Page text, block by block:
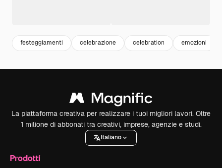
festeggiamenti celebrazione celebration emozioni
La piattaforma creativa per realizzare i tuoi migliori lavori. Oltre
1 milione di abbonati tra creativi, imprese, agenzie e studi.
Italiano
Prodotti